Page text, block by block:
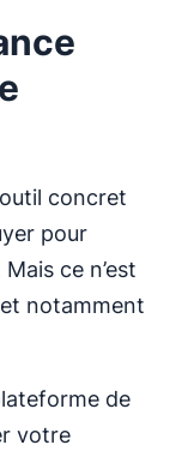
concret
pour
ce n’est
notamment
de
votre